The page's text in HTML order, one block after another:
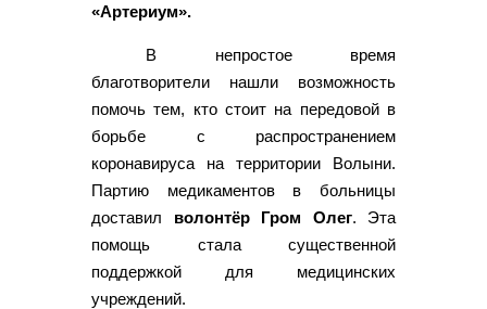
«Артериум».
В непростое время
благотворители нашли возможность
помочь тем, кто стоит на передовой в
борьбе с распространением
коронавируса на территории Волыни.
Партию медикаментов в больницы
доставил волонтёр Гром Олег. Эта
помощь стала существенной
поддержкой для медицинских
учреждений.